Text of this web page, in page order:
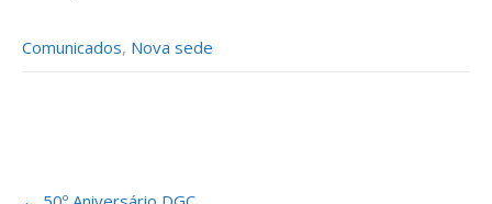
Comunicados, Nova sede